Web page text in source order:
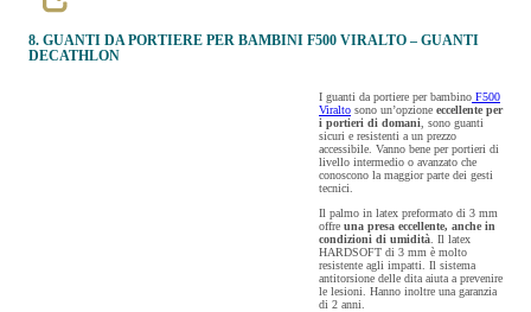
8. GUANTI DA PORTIERE PER BAMBINI F500 VIRALTO – GUANTI
DECATHLON
I guanti da portiere per bambino F500
Viralto sono un’opzione eccellente per
i portieri di domani , sono guanti
sicuri e resistenti a un prezzo
accessibile. Vanno bene per portieri di
livello intermedio o avanzato che
conoscono la maggior parte dei gesti
tecnici.
Il palmo in latex preformato di 3 mm
offre una presa eccellente, anche in
condizioni di umidità . Il latex
HARDSOFT di 3 mm è molto
resistente agli impatti. Il sistema
antitorsione delle dita aiuta a prevenire
le lesioni. Hanno inoltre una garanzia
di 2 anni.